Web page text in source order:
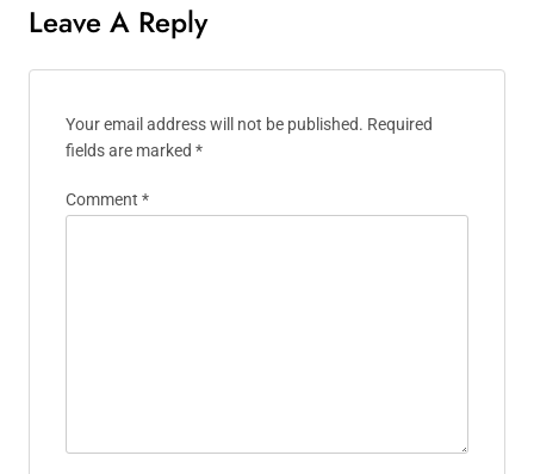
Leave A Reply
Your email address will not be published. Required
fields are marked *
Comment *